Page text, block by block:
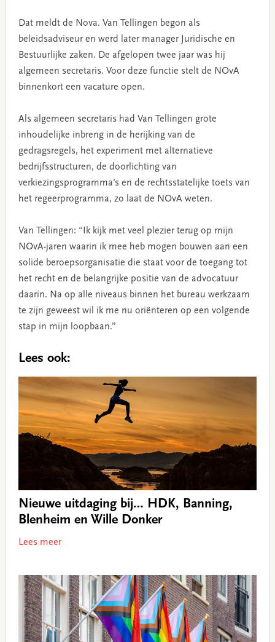
Dat meldt de Nova. Van Tellingen begon als
beleidsadviseur en werd later manager Juridische en
Bestuurlijke zaken. De afgelopen twee jaar was hij
algemeen secretaris. Voor deze functie stelt de NOvA
binnenkort een vacature open.
Als algemeen secretaris had Van Tellingen grote
inhoudelijke inbreng in de herijking van de
gedragsregels, het experiment met alternatieve
bedrijfsstructuren, de doorlichting van
verkiezingsprogramma’s en de rechtsstatelijke toets van
het regeerprogramma, zo laat de NOvA weten.
Van Tellingen: “Ik kijk met veel plezier terug op mijn
NOvA-jaren waarin ik mee heb mogen bouwen aan een
solide beroepsorganisatie die staat voor de toegang tot
het recht en de belangrijke positie van de advocatuur
daarin. Na op alle niveaus binnen het bureau werkzaam
te zijn geweest wil ik me nu oriënteren op een volgende
stap in mijn loopbaan.”
Lees ook:
Nieuwe uitdaging bij… HDK, Banning,
Blenheim en Wille Donker
Lees meer